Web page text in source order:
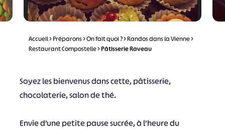
Accueil>Préparons>On fait quoi ?>Randos dans la Vienne>
Restaurant Compostelle>Pâtisserie Raveau
Soyez les bienvenus dans cette, pâtisserie,
chocolaterie, salon de thé.
Envie d’une petite pause sucrée, à l’heure du